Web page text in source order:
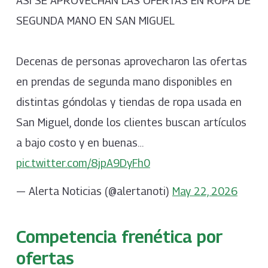
SEGUNDA MANO EN SAN MIGUEL
Decenas de personas aprovecharon las ofertas
en prendas de segunda mano disponibles en
distintas góndolas y tiendas de ropa usada en
San Miguel, donde los clientes buscan artículos
a bajo costo y en buenas…
pic.twitter.com/8jpA9DyFh0
— Alerta Noticias (@alertanoti) May 22, 2026
Competencia frenética por
ofertas